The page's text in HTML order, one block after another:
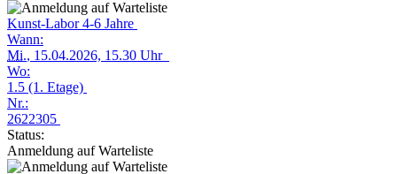
Kunst-Labor 4-6 Jahre
Wann:
Mi., 15.04.2026, 15.30 Uhr
Wo:
1.5 (1. Etage)
Nr.:
2622305
Status:
Anmeldung auf Warteliste